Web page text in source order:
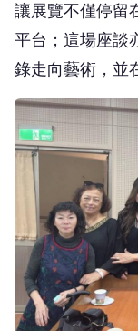
讓展覽不僅停留
平台；這場座談
錄走向藝術，並